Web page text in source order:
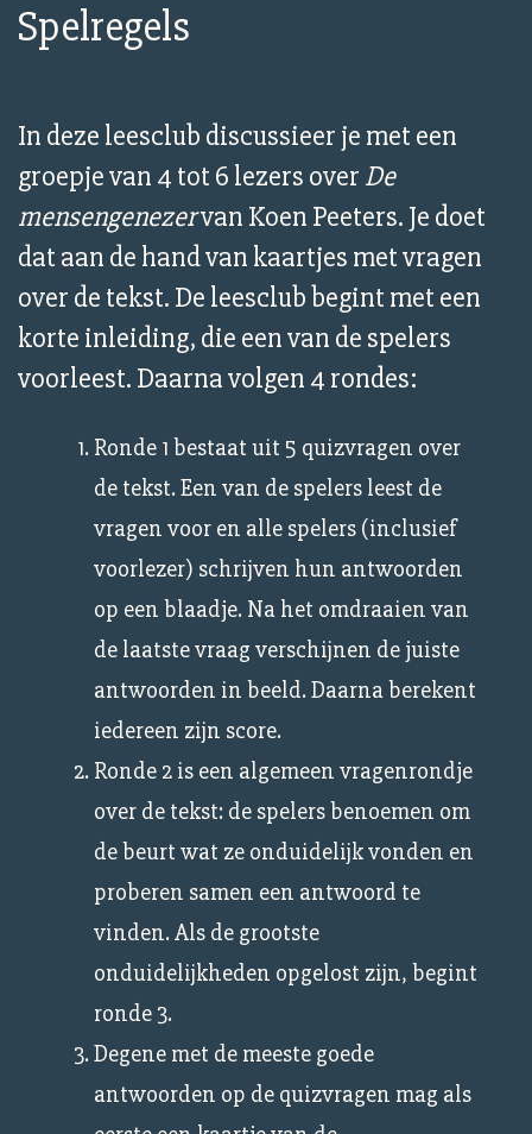
Spelregels
In deze leesclub discussieer je met een
groepje van 4 tot 6 lezers over De
mensengenezervan Koen Peeters. Je doet
dat aan de hand van kaartjes met vragen
over de tekst. De leesclub begint met een
korte inleiding, die een van de spelers
voorleest. Daarna volgen 4 rondes:
Ronde 1 bestaat uit 5 quizvragen over
de tekst. Een van de spelers leest de
vragen voor en alle spelers (inclusief
voorlezer) schrijven hun antwoorden
op een blaadje. Na het omdraaien van
de laatste vraag verschijnen de juiste
antwoorden in beeld. Daarna berekent
iedereen zijn score.
Ronde 2 is een algemeen vragenrondje
over de tekst: de spelers benoemen om
de beurt wat ze onduidelijk vonden en
proberen samen een antwoord te
vinden. Als de grootste
onduidelijkheden opgelost zijn, begint
ronde 3.
Degene met de meeste goede
antwoorden op de quizvragen mag als